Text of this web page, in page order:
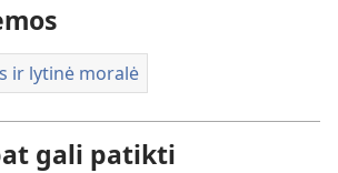
ir lytinė moralė
gali patikti